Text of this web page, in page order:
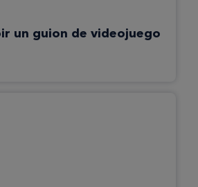
un guion de videojuego